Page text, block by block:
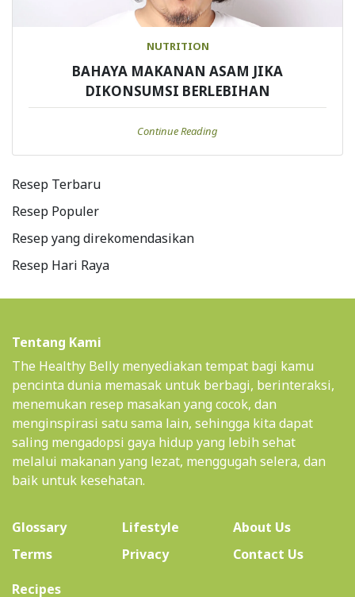
NUTRITION
BAHAYA MAKANAN ASAM JIKA
DIKONSUMSI BERLEBIHAN
Continue Reading
Resep Terbaru
Resep Populer
Resep yang direkomendasikan
Resep Hari Raya
Tentang Kami
The Healthy Belly menyediakan tempat bagi kamu
pencinta dunia memasak untuk berbagi, berinteraksi,
menemukan resep masakan yang cocok, dan
menginspirasi satu sama lain, sehingga kita dapat
saling mengadopsi gaya hidup yang lebih sehat
melalui makanan yang lezat, menggugah selera, dan
baik untuk kesehatan.
Glossary Lifestyle About Us(current)
Terms
Privacy
Contact Us
Recipes(current)